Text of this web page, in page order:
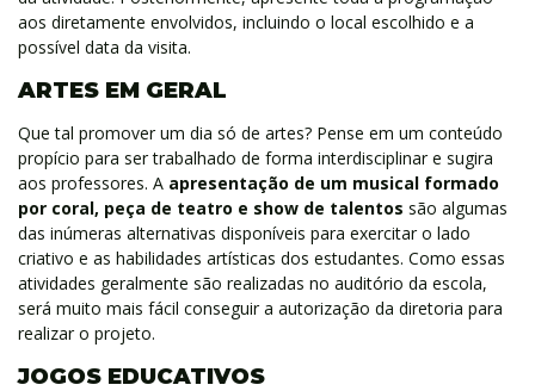
aos diretamente envolvidos, incluindo o local escolhido e a
possível data da visita.
ARTES EM GERAL
Que tal promover um dia só de artes? Pense em um conteúdo
propício para ser trabalhado de forma interdisciplinar e sugira
aos professores. A apresentação de um musical formado
por coral, peça de teatro e show de talentos são algumas
das inúmeras alternativas disponíveis para exercitar o lado
criativo e as habilidades artísticas dos estudantes. Como essas
atividades geralmente são realizadas no auditório da escola,
será muito mais fácil conseguir a autorização da diretoria para
realizar o projeto.
JOGOS EDUCATIVOS